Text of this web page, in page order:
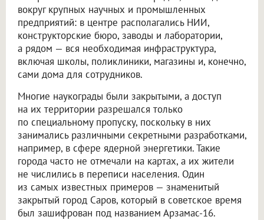
вокруг крупных научных и промышленных
предприятий: в центре располагались НИИ,
конструкторские бюро, заводы и лаборатории,
а рядом — вся необходимая инфраструктура,
включая школы, поликлиники, магазины и, конечно,
сами дома для сотрудников.
Многие наукограды были закрытыми, а доступ
на их территории разрешался только
по специальному пропуску, поскольку в них
занимались различными секретными разработками,
например, в сфере ядерной энергетики. Такие
города часто не отмечали на картах, а их жители
не числились в переписи населения. Один
из самых известных примеров — знаменитый
закрытый город Саров, который в советское время
был зашифрован под названием Арзамас-16.